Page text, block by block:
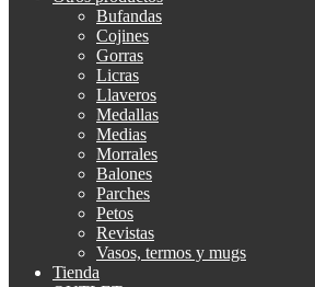
Bufandas
Cojines
Gorras
Licras
Llaveros
Medallas
Medias
Morrales
Balones
Parches
Petos
Revistas
Vasos, termos y mugs
Tienda